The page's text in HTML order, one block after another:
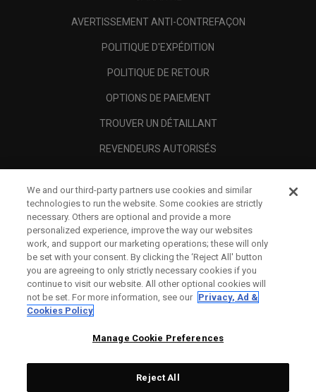
AVERTISSEMENT ANTI-CONTREFAÇON
POLITIQUE D'EXPÉDITION
POLITIQUE DE RETOUR
OPTIONS DE PAIEMENT
TROUVER UN DÉTAILLANT
REVENDEURS AUTORISÉS
A PROPOS
MENTIONS LÉGALES
We and our third-party partners use cookies and similar
technologies to run the website. Some cookies are strictly
necessary. Others are optional and provide a more
personalized experience, improve the way our websites
work, and support our marketing operations; these will only
be set with your consent. By clicking the ‘Reject All' button
you are agreeing to only strictly necessary cookies if you
continue to visit our website. All other optional cookies will
not be set. For more information, see our Privacy, Ad &
Cookies Policy
Manage Cookie Preferences
Reject All